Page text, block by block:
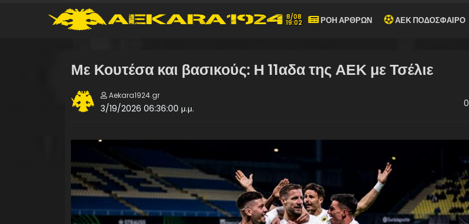
8/08
19:02 ΡΟΗ ΑΡΘΡΩΝ ΑΕΚ ΠΟΔΟΣΦΑΙΡΟ
Με Κουτέσα και βασικούς: Η 11αδα της ΑΕΚ με Τσέλιε
Aekara1924.gr
3/19/2026 06:36:00 μ.μ. 0